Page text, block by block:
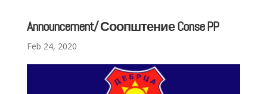
Announcement/ Соопштение Conse PP
Feb 24, 2020